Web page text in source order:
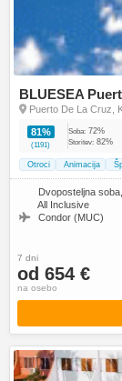
BLUESEA
Puerto De La Cruz,
81%
(1191)
Soba: 72%
Storitev: 82%
Otroci Animacija
Dvoposteljna
All Inclusive
Condor (MUC)
7 dni
od 654 €
na osebo